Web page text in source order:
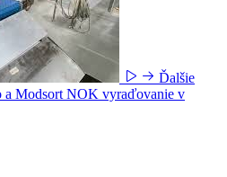
Ďalšie
a Modsort NOK vyraďovanie v